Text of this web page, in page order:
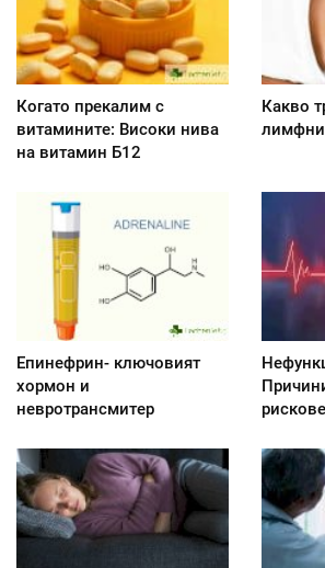
Когато прекалим с
витамините: Високи нива
на витамин Б12
Какво
Епинефрин- ключовият
хормон и
невротрансмитер
рискове